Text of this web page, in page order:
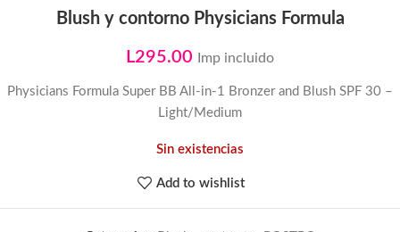
Blush y contorno Physicians Formula
L295.00 Imp incluido
Physicians Formula Super BB All-in-1 Bronzer and Blush SPF 30 –
Light/Medium
Sin existencias
Add to wishlist